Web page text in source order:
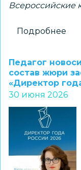
Всероссийские
Подробнее
ХIII
Педагог
состав жюри
«Директор
30 июня 2026